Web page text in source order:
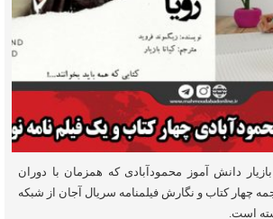
بازیار دانش آموز محمودآبادی که همزمان با دوران
چهار کتاب و نگارش فیلمنامه سریال آجان از شبکه
است.